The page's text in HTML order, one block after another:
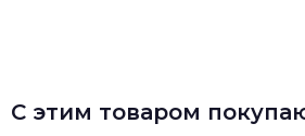
С этим товаром